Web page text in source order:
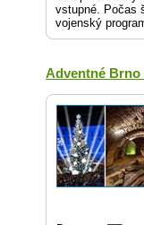
vstupné. Počas
vojenský
Adventné Brno